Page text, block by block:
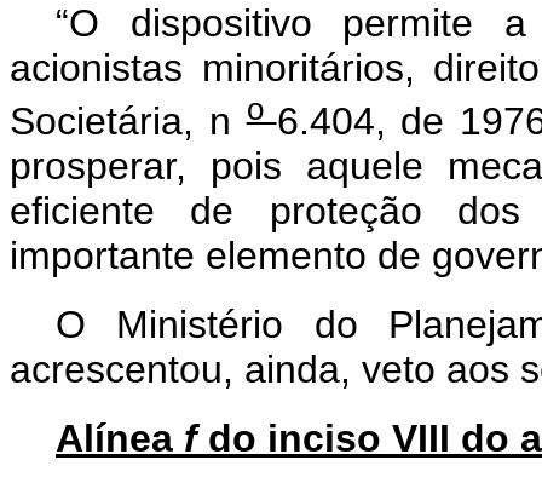
“O dispositivo permite
acionistas minoritários,
Societária, no 6.404, de
prosperar, pois aquele
eficiente de proteção
importante elemento de
O Ministério do
acrescentou, ainda, veto aos
Alínea fdo inciso VIII do